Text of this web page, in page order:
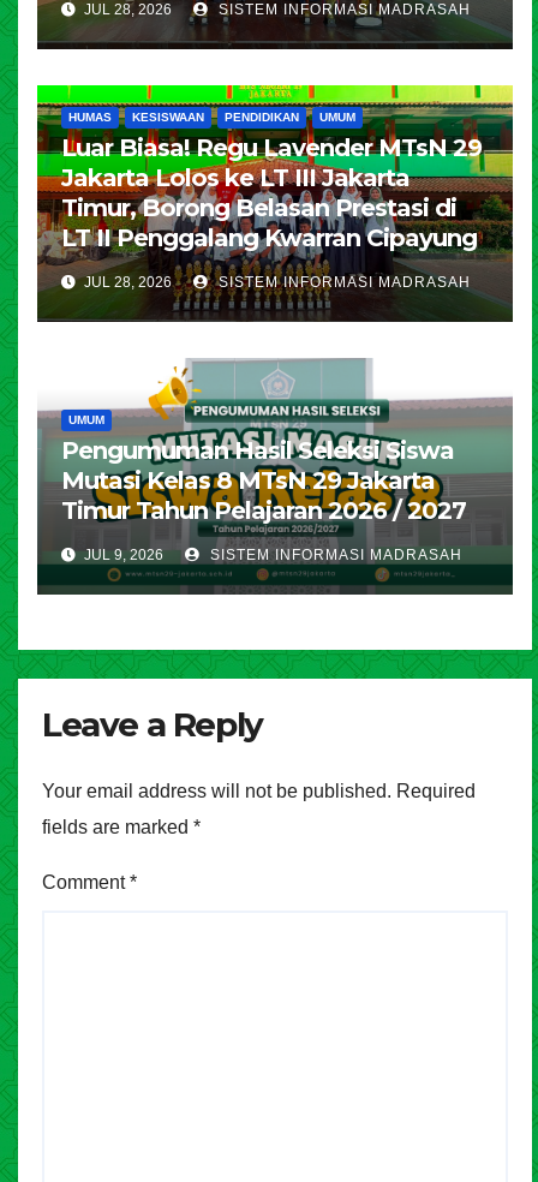
JUL 28, 2026 SISTEM INFORMASI MADRASAH
HUMAS KESISWAAN PENDIDIKAN UMUM
Luar Biasa! Regu Lavender MTsN 29
Jakarta Lolos ke LT III Jakarta
Timur, Borong Belasan Prestasi di
LT II Penggalang Kwarran Cipayung
JUL 28, 2026 SISTEM INFORMASI MADRASAH
UMUM
Pengumuman Hasil Seleksi Siswa
Mutasi Kelas 8 MTsN 29 Jakarta
Timur Tahun Pelajaran 2026 / 2027
JUL 9, 2026 SISTEM INFORMASI MADRASAH
Leave a Reply
Your email address will not be published. Required
fields are marked *
Comment*